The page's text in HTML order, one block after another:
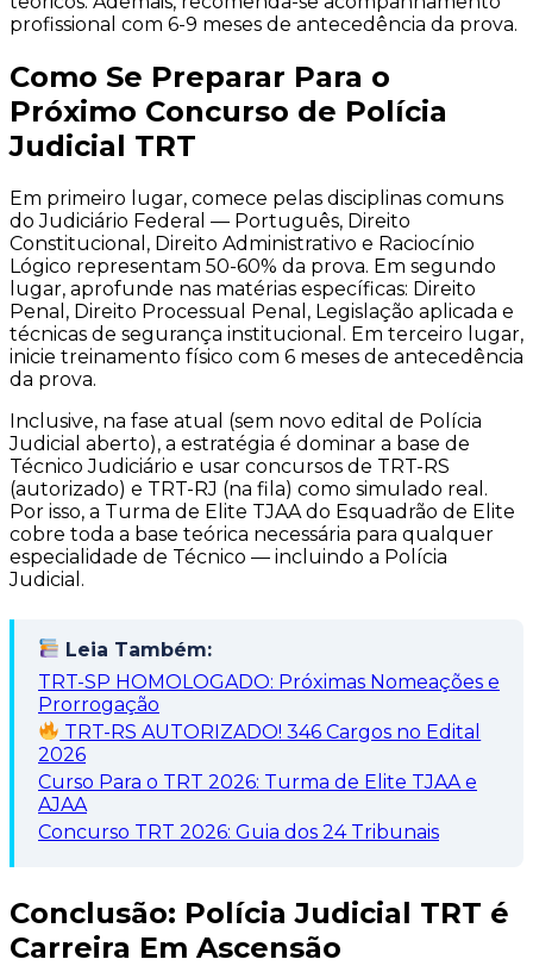
profissional com 6-9 meses de antecedência da prova.
Como Se Preparar Para o
Próximo Concurso de Polícia
Judicial TRT
Em primeiro lugar, comece pelas disciplinas comuns
do Judiciário Federal — Português, Direito
Constitucional, Direito Administrativo e Raciocínio
Lógico representam 50-60% da prova. Em segundo
lugar, aprofunde nas matérias específicas: Direito
Penal, Direito Processual Penal, Legislação aplicada e
técnicas de segurança institucional. Em terceiro lugar,
inicie treinamento físico com 6 meses de antecedência
da prova.
Inclusive, na fase atual (sem novo edital de Polícia
Judicial aberto), a estratégia é dominar a base de
Técnico Judiciário e usar concursos de TRT-RS
(autorizado) e TRT-RJ (na fila) como simulado real.
Por isso, a Turma de Elite TJAA do Esquadrão de Elite
cobre toda a base teórica necessária para qualquer
especialidade de Técnico — incluindo a Polícia
Judicial.
Leia Também:
TRT-SP HOMOLOGADO: Próximas Nomeações e
Prorrogação
TRT-RS AUTORIZADO! 346 Cargos no Edital
2026
Curso Para o TRT 2026: Turma de Elite TJAA e
AJAA
Concurso TRT 2026: Guia dos 24 Tribunais
Conclusão: Polícia Judicial TRT é
Carreira Em Ascensão